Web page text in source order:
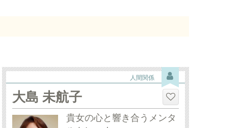
人間関係
大島 未航子
貴女の心と響き合うメンタ